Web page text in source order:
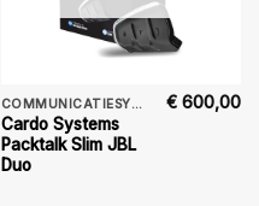
COMMUNICATIESYSTEMEN
Cardo Systems
Packtalk Slim JBL
Duo
€ 600,00